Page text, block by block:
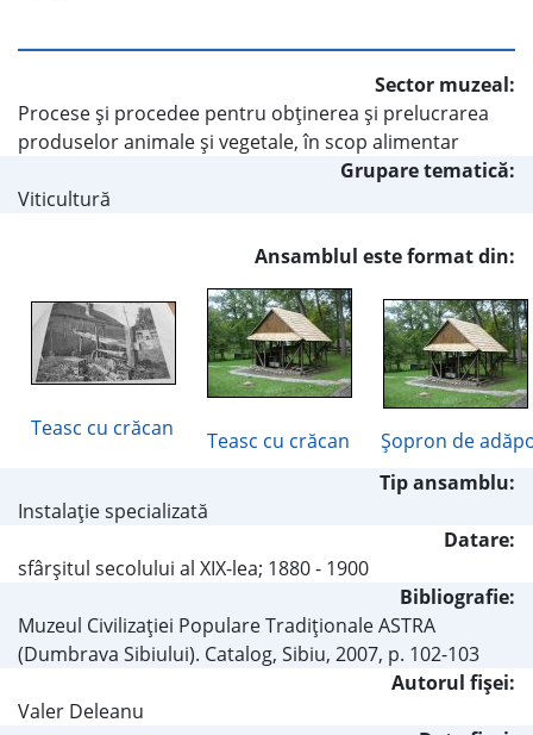
Sector muzeal:
Procese şi procedee pentru obţinerea şi prelucrarea
produselor animale şi vegetale, în scop alimentar
Grupare tematică:
Viticultură
Ansamblul este format din:
Teasc cu crăcan Teasc cu crăcan
Şopron de
Tip ansamblu:
Instalaţie specializată
Datare:
sfârşitul secolului al XIX-lea; 1880 - 1900
Bibliografie:
Muzeul Civilizaţiei Populare Tradiţionale ASTRA
(Dumbrava Sibiului). Catalog, Sibiu, 2007, p. 102-103
Autorul fişei:
Valer Deleanu